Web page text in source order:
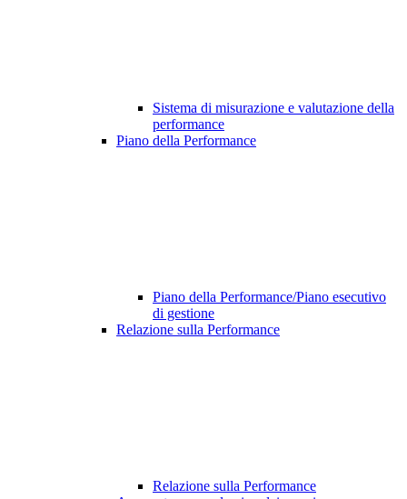
Sistema di misurazione e valutazione della
performance
Piano della Performance
Piano della Performance/Piano esecutivo
di gestione
Relazione sulla Performance
Relazione sulla Performance